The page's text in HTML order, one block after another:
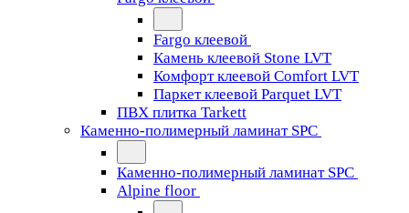
Fargo клеевой
Камень клеевой Stone LVT
Комфорт клеевой Comfort LVT
Паркет клеевой Parquet LVT
ПВХ плитка Tarkett
Каменно-полимерный ламинат SPC
Каменно-полимерный ламинат SPC
Alpine floor